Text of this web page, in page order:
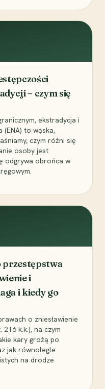
– czym się
ekstradycja i
(ENA) to wąska,
czym różni się
osoby jest
odgrywa obrońca w
przestępstwa
i
i kiedy go
o zniesławienie
k.k.), na czym
kary grożą po
jak równolegle
na drodze